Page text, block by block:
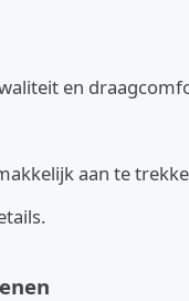
en
aan te